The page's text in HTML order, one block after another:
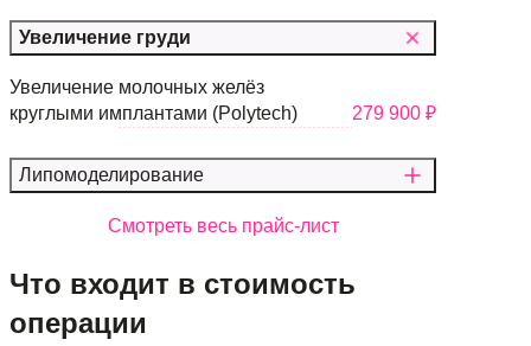
Увеличение груди
Увеличение молочных желёз
круглыми имплантами (Polytech) 279 900 ₽
Липомоделирование
Смотреть весь прайс-лист
Что входит в стоимость
операции